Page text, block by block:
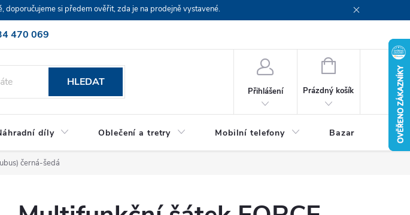
doporučujeme si předem ověřit, zda je na prodejně vystavené.
470 069
HLEDAT
Přihlášení
NÁKUPNÍ
Prázdný košík
díly Oblečení a tretry Mobilní telefony Bazar Servis
černá-šedá